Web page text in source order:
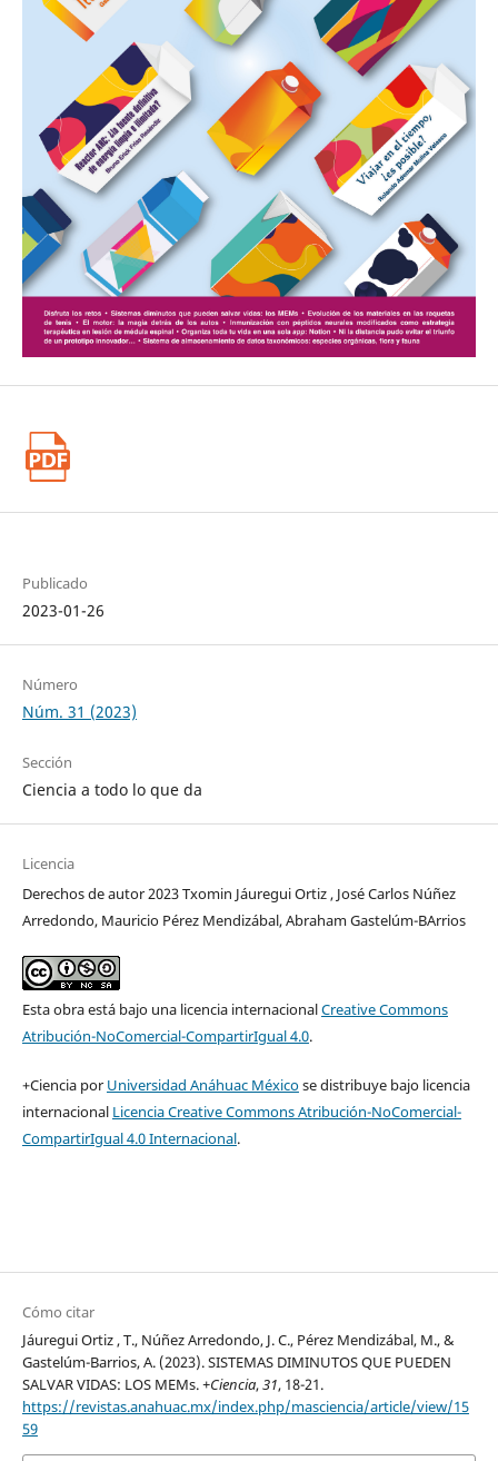
Publicado
2023-01-26
Número
Núm. 31 (2023)
Sección
Ciencia a todo lo que da
Licencia
Derechos de autor 2023 Txomin Jáuregui Ortiz , José Carlos Núñez
Arredondo, Mauricio Pérez Mendizábal, Abraham Gastelúm-BArrios
Esta obra está bajo una licencia internacionalCreative Commons
Atribución-NoComercial-CompartirIgual 4.0.
+Ciencia por Universidad Anáhuac Méxicose distribuye bajo licencia
internacional Licencia Creative Commons Atribución-NoComercial-
CompartirIgual 4.0 Internacional.
Cómo citar
Jáuregui Ortiz , T., Núñez Arredondo, J. C., Pérez Mendizábal, M., &
Gastelúm-Barrios, A. (2023). SISTEMAS DIMINUTOS QUE PUEDEN
SALVAR VIDAS: LOS MEMs.+Ciencia,31, 18-21.
https://revistas.anahuac.mx/index.php/masciencia/article/view/15
59